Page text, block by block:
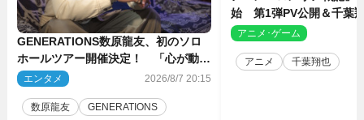
GENERATIONS数原龍友、初のソロ
ホールツアー開催決定！ 「心が動い
た瞬間を、音に乗せてお届けできれ
エンタメ 2026/8/7 20:15
数原龍友 GENERATIONS
始 第1弾PV公開＆千葉
ャスト4人を発表
アニメ･ゲーム
アニメ 千葉翔也